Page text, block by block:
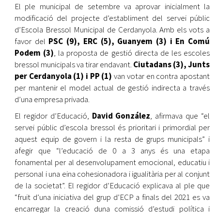
El ple municipal de setembre va aprovar inicialment la
modificació del projecte d’establiment del servei públic
d’Escola Bressol Municipal de Cerdanyola. Amb els vots a
favor del PSC (9), ERC (5), Guanyem (3) i En Comú
Podem (3), la proposta de gestió directa de les escoles
bressol municipals va tirar endavant. Ciutadans (3), Junts
per Cerdanyola (1) i PP (1) van votar en contra apostant
per mantenir el model actual de gestió indirecta a través
d’una empresa privada.
El regidor d’Educació, David González, afirmava que “el
servei públic d’escola bressol és prioritari i primordial per
aquest equip de govern i la resta de grups municipals” i
afegir que “l’educació de 0 a 3 anys és una etapa
fonamental per al desenvolupament emocional, educatiu i
personal i una eina cohesionadora i igualitària per al conjunt
de la societat”. El regidor d’Educació explicava al ple que
“fruit d’una iniciativa del grup d’ECP a finals del 2021 es va
encarregar la creació duna comissió d’estudi política i